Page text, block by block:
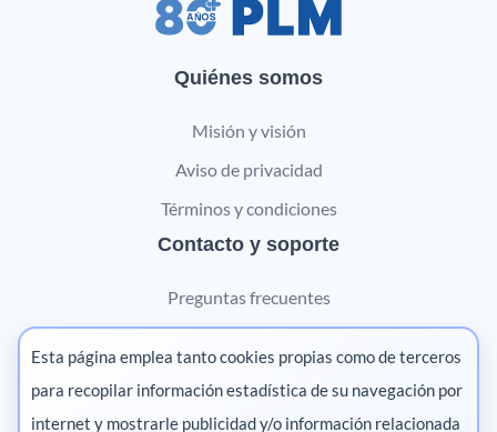
Quiénes somos
Misión y visión
Aviso de privacidad
Términos y condiciones
Contacto y soporte
Preguntas frecuentes
Contáctanos
Marketing digital
Pharma
Esta página emplea tanto cookies propias como de terceros
para recopilar información estadística de su navegación por
internet y mostrarle publicidad y/o información relacionada